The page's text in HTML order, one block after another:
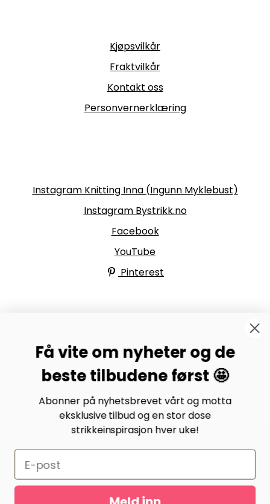
Kjøpsvilkår
Fraktvilkår
Kontakt oss
Personvernerklæring
Instagram Knitting Inna (Ingunn Myklebust)
Instagram Bystrikk.no
Facebook
YouTube
Pinterest
Bli medlem av Bystrikk-forumet vårt på Facebook og
møt både designere og teststrikkere, samt 31.000
andre Bystrikkere som deler erfaringer, bilder og
inspirasjon.
Bli medlem her.
Få vite om nyheter og de
beste tilbudene først 🤩
Abonner på nyhetsbrevet vårt og motta
eksklusive tilbud og en stor dose
strikkeinspirasjon hver uke!